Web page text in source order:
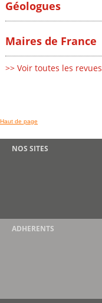
Géologues
Maires de France
>> Voir toutes les revues
Haut de page
NOS SITES
ADHERENTS